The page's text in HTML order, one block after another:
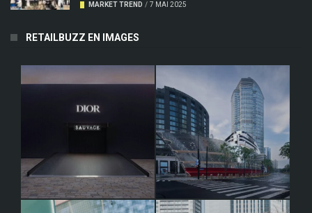
MARKET TREND / 7 MAI 2025
RETAILBUZZ EN IMAGES